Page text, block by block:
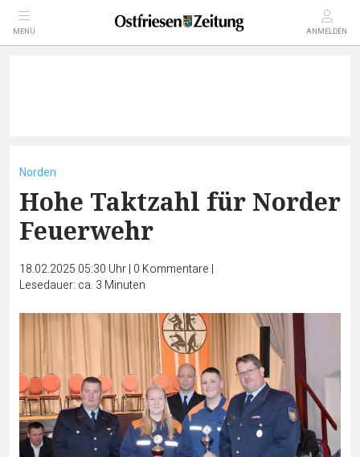
MENÜ ANMELDEN
Norden
Hohe Taktzahl für Norder
Feuerwehr
18.02.2025 05:30 Uhr| 0 Kommentare |
Lesedauer: ca. 3 Minuten